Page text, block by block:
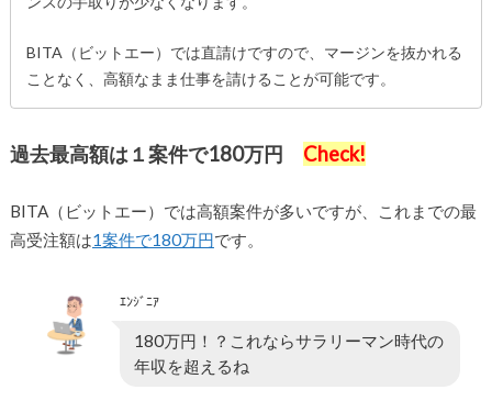
BITA（ビットエー）では直請けですので、マージンを抜かれる
ことなく、高額なまま仕事を請けることが可能です。
過去最高額は１案件で180万円 Check!
BITA（ビットエー）では高額案件が多いですが、これまでの最
高受注額は1案件で180万円です。
ｴﾝｼﾞﾆｱ
180万円！？これならサラリーマン時代の
年収を超えるね